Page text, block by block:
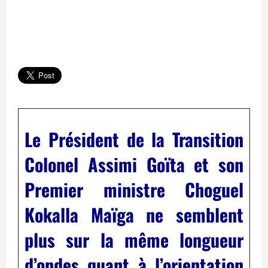
Le Président de la Transition
Colonel Assimi Goïta et son
Premier ministre Choguel
Kokalla Maïga ne semblent
plus sur la même longueur